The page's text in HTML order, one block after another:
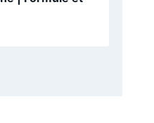
et Outil